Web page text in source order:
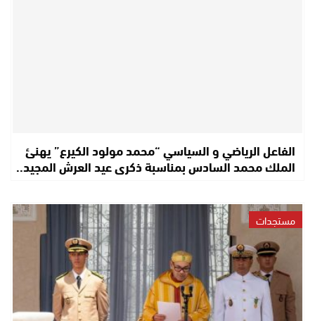
الفاعل الرياضي و السياسي “محمد مولود الكيرع” يهنئ
الملك محمد السادس بمناسبة ذكرى عيد العرش المجيد..
مستجدات